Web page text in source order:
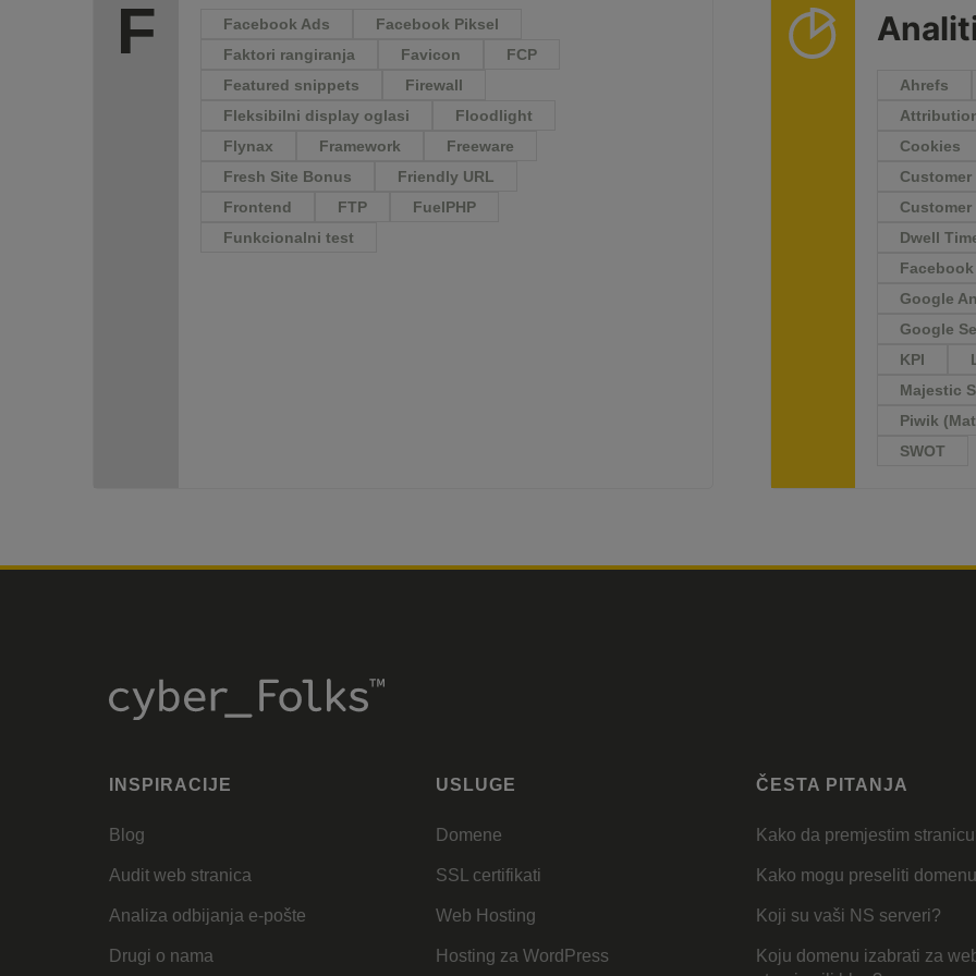
F Facebook Ads
Facebook Piksel
Faktori rangiranja
Favicon
FCP
Featured snippets
Firewall
Fleksibilni display oglasi
Floodlight
Flynax
Framework
Freeware
Fresh Site Bonus
Friendly URL
Frontend
FTP
FuelPHP
Funkcionalni test
Ahrefs
Cookies
Dwell
Google
Google
KPI
Majestic
Piwik
SWOT
INSPIRACIJE
Blog
Audit web stranica
Analiza odbijanja e-pošte
Drugi o nama
USLUGE
Domene
SSL certifikati
Web Hosting
Hosting za WordPress
ČESTA PITANJA
Kako da premjestim
Kako mogu preseliti
Koji su vaši NS serveri?
Koju domenu izabrati za